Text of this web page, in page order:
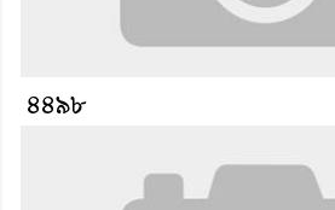
৪৪৯৮